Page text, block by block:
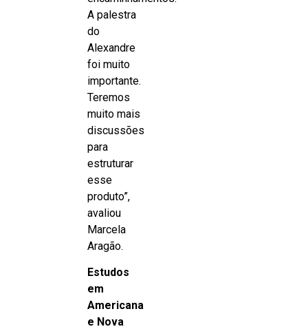
A palestra
do
Alexandre
foi muito
importante.
Teremos
muito mais
discussões
para
estruturar
esse
produto”,
avaliou
Marcela
Aragão.
Estudos
em
Americana
e Nova